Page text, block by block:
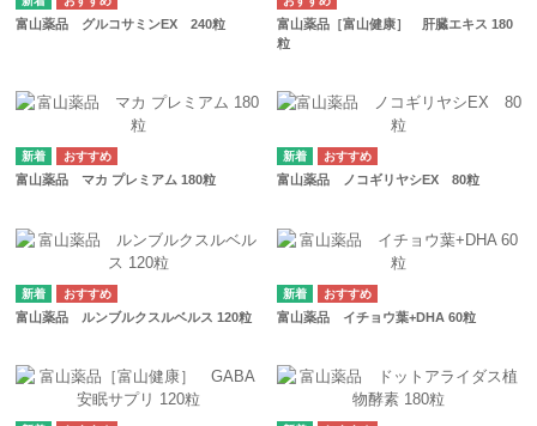
富山薬品 グルコサミンEX 240粒
富山薬品［富山健康］ 肝臓エキス 180
粒
富山薬品 マカ プレミアム 180粒 富山薬品 ノコギリヤシEX 80粒
富山薬品 ルンブルクスルベルス 120粒 富山薬品 イチョウ葉+DHA 60粒